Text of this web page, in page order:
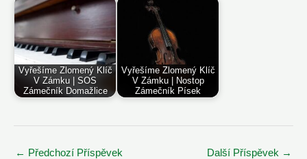
Vyřešíme Zlomený Klíč
V Zámku | SOS
Zámečník Domažlice
Vyřešíme Zlomený Klíč
V Zámku | Nostop
Zámečník Písek
Post
← Předchozí Příspěvek Další Příspěvek →